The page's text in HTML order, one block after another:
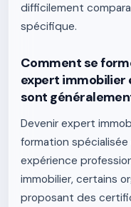
difficilement
spécifique.
Comment se
expert
sont
Devenir expert
formation
expérience
immobilier, certains
proposant des